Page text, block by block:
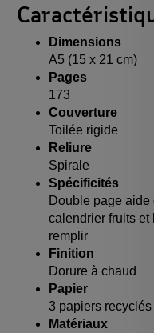
Dimensions
A5 (15 x 21 cm)
Pages
173
Couverture
Toilée rigide
Reliure
Spirale
Spécificités
Double page aide
calendrier fruits et
remplir
Finition
Dorure à chaud
Papier
3 papiers recyclés
Matériaux